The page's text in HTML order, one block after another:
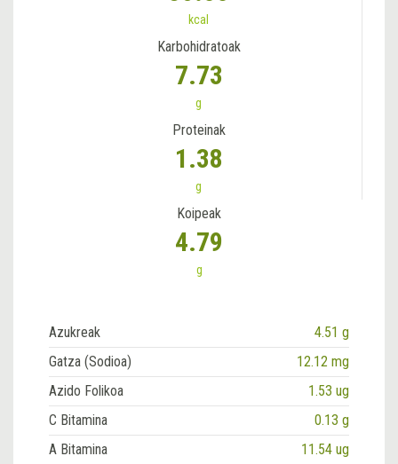
kcal
Karbohidratoak
7.73
g
Proteinak
1.38
g
Koipeak
4.79
g
Azukreak
4.51 g
Gatza (Sodioa)
12.12 mg
Azido Folikoa
1.53 ug
C Bitamina
0.13 g
A Bitamina
11.54 ug